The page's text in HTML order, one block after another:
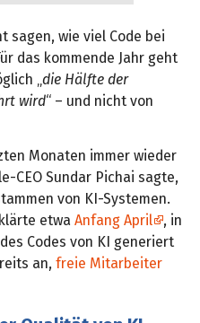
sagen, wie viel Code bei
das kommende Jahr geht
„ die Hälfte der
wird“ – und nicht von
Monaten immer wieder
CEO Sundar Pichai sagte,
von KI-Systemen.
etwa Anfang April
, in
Codes von KI generiert
an, freie Mitarbeiter